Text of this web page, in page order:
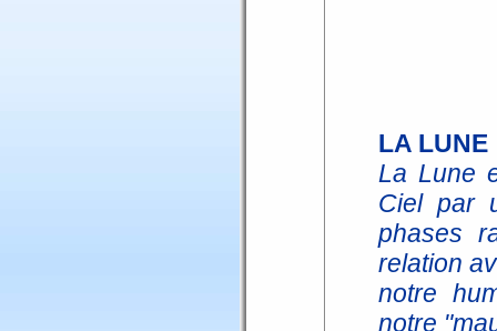
LA LUNE
La Lune
Ciel par
phases
relation
notre
notre